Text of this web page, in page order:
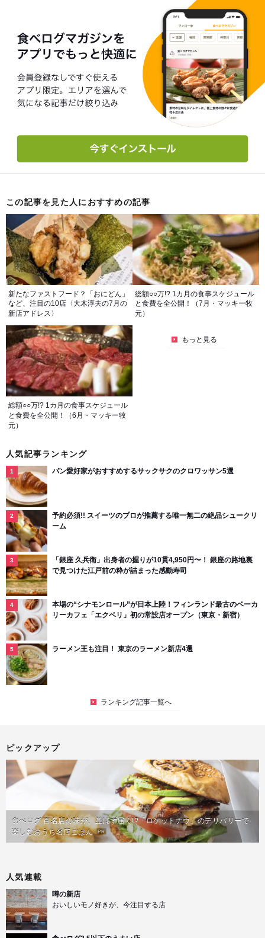
この記事を見た人におすすめの記事
新たなファストフード？「おにどん」
など、注目の10店〈大木淳夫の7月の
新店アドレス〉
総額○○万!? 1カ月の食事スケジュール
と食費を全公開！（7月・マッキー牧
元）
総額○○万!? 1カ月の食事スケジュール
と食費を全公開！（6月・マッキー牧
元）
もっと見る
人気記事ランキング
パン愛好家がおすすめするサックサクのクロワッサン5選
予約必須!! スイーツのプロが推薦する唯一無二の絶品シュークリ
ーム
「銀座 久兵衛」出身者の握りが10貫4,950円〜！ 銀座の路地裏
で見つけた江戸前の粋が詰まった感動寿司
本場の“シナモンロール”が日本上陸！フィンランド最古のベーカ
リーカフェ「エクベリ」初の常設店オープン（東京・新宿）
ラーメン王も注目！ 東京のラーメン新店4選
ランキング記事一覧へ
ピックアップ
食べログ 百名店の味が、並ばず届く!?「ロケットナウ」のデリバリーで
楽しむおうち名店ごはん PR
人気連載
噂の新店
おいしいモノ好きが、今注目する店